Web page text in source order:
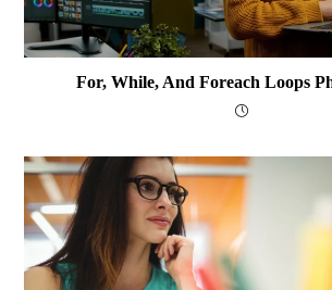
For, While, And Foreach Loops